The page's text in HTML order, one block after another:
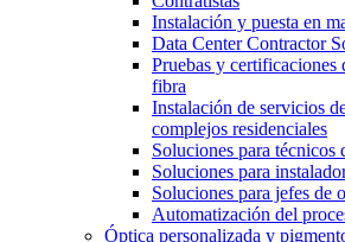
Instalación y puesta en
Data Center Contractor
Pruebas y certificaciones
fibra
Instalación de servicios
complejos residenciales
Soluciones para técnicos
Soluciones para
Soluciones para jefes de
Automatización del
Óptica personalizada y